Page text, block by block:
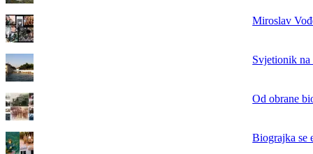
Miroslav
Svjetionik na
Od obrane
Biograjka se